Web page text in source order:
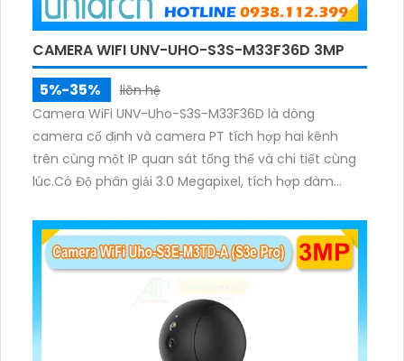
CAMERA WIFI UNV-UHO-S3S-M33F36D 3MP
5%-35%
liên hệ
Camera WiFi UNV-Uho-S3S-M33F36D là dòng
camera cố định và camera PT tích hợp hai kênh
trên cùng một IP quan sát tổng thể và chi tiết cùng
lúc.Có Độ phân giải 3.0 Megapixel, tích hợp đàm
sáng ấm lên đến 10m.